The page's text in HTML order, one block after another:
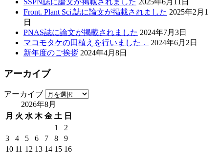
SSPN誌に論文が掲載されました 2025年6月11日
Front. Plant Sci.誌に論文が掲載されました 2025年2月1
日
PNAS誌に論文が掲載されました 2024年7月3日
マコモタケの田植えを行いました．
2024年6月2日
新年度のご挨拶 2024年4月8日
アーカイブ
アーカイブ
2026年8月
月 火 水 木 金 土 日
1
2
3
4 5 6 7 8
9
10 11 12 13 14 15 16